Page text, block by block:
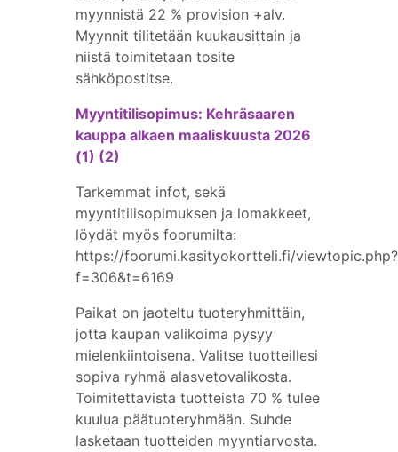
myynnistä 22 % provision +alv.
Myynnit tilitetään kuukausittain ja
niistä toimitetaan tosite
sähköpostitse.
Myyntitilisopimus: Kehräsaaren
kauppa alkaen maaliskuusta 2026
(1) (2)
Tarkemmat infot, sekä
myyntitilisopimuksen ja lomakkeet,
löydät myös foorumilta:
https://foorumi.kasityokortteli.fi/viewtopic.php?
f=306&t=6169
Paikat on jaoteltu tuoteryhmittäin,
jotta kaupan valikoima pysyy
mielenkiintoisena. Valitse tuotteillesi
sopiva ryhmä alasvetovalikosta.
Toimitettavista tuotteista 70 % tulee
kuulua päätuoteryhmään. Suhde
lasketaan tuotteiden myyntiarvosta.